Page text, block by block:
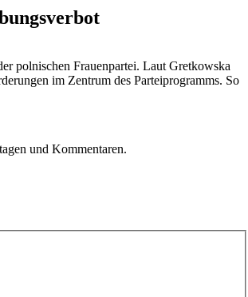
polnischen Frauenpartei. Laut Gretkowska
im Zentrum des Parteiprogramms. So
und Kommentaren.